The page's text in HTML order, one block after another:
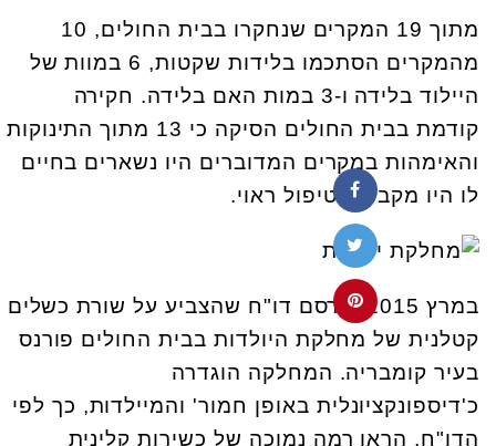
מתוך 19 המקרים שנחקרו בבית החולים, 10
מהמקרים הסתכמו בלידות שקטות, 6 במוות של
היילוד בלידה ו-3 במות האם בלידה. חקירה
קודמת בבית החולים הסיקה כי 13 מתוך התינוקות
והאימהות במקרים המדוברים היו נשארים בחיים
לו היו מקבלים טיפול ראוי.
במרץ 2015 פורסם דו"ח שהצביע על שורת כשלים
קטלנית של מחלקת היולדות בבית החולים פורנס
בעיר קומבריה. המחלקה הוגדרה
כ'דיספונקציונלית באופן חמור' והמיילדות, כך לפי
הדו"ח, הראו רמה נמוכה של כשירות קלינית